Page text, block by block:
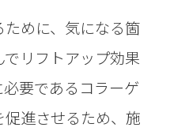
めに、気になる箇
リフトアップ効果
要であるコラーゲ
進させるため、施